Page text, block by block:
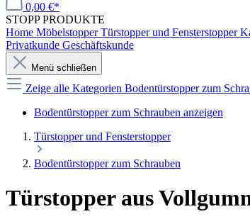
0,00 €*
STOPP PRODUKTE
Home Möbelstopper Türstopper und Fensterstopper
Privatkunde Geschäftskunde
Menü schließen
Zeige alle Kategorien Bodentürstopper zum
Bodentürstopper zum Schrauben anzeigen
Türstopper und Fensterstopper
Bodentürstopper zum Schrauben
Türstopper aus